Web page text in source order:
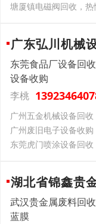
塘厦镇电磁阀回收，
广东弘川机械
东莞食品厂设备回
设备收购
李桃
广州五金机械设备回
广州废旧电子设备收
东莞虎门喷涂设备回
湖北省锦鑫贵
武汉贵金属废料回
蓝膜